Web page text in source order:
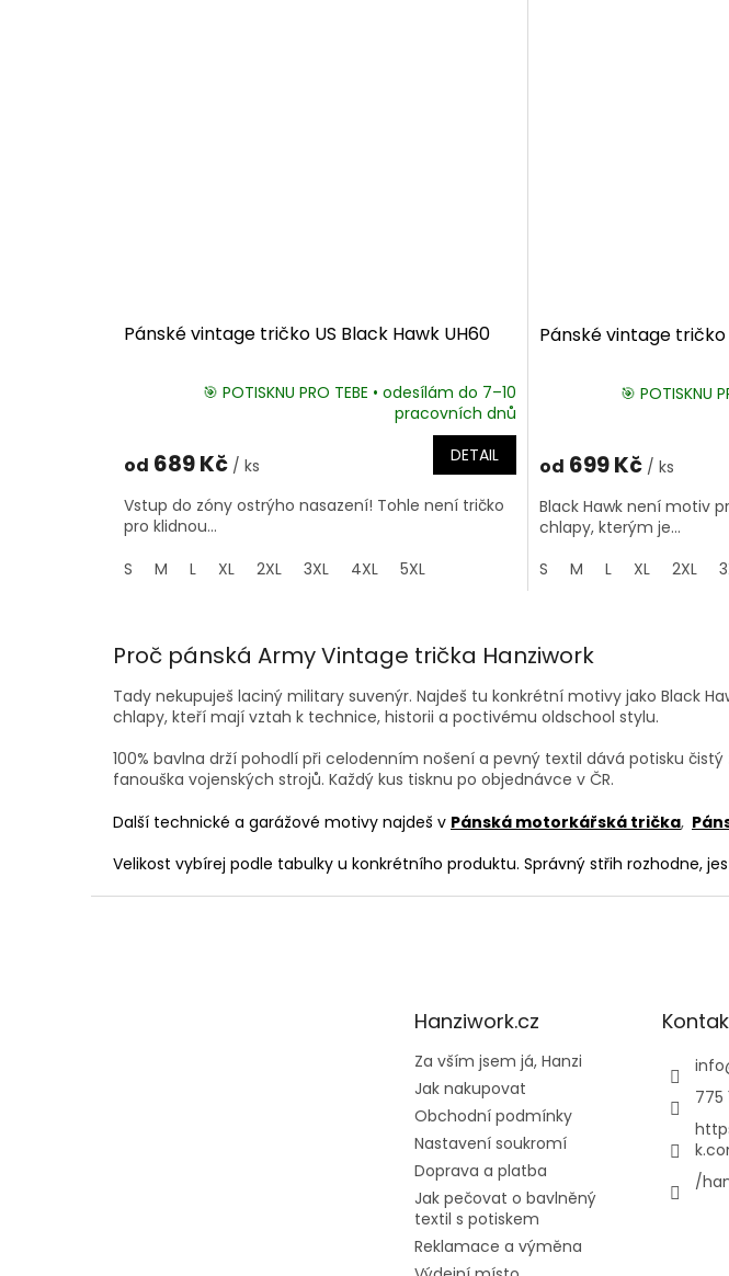
Pánské vintage tričko US Black Hawk UH60
🎯 POTISKNU PRO TEBE • odesílám do 7–10
pracovních dnů
od 689 Kč / ks DETAIL
Vstup do zóny ostrýho nasazení! Tohle není tričko
pro klidnou...
S
M L XL 2XL 3XL 4XL 5XL
Pánské vintage tričko
🎯 POTISKNU
od 699 Kč / ks
Black Hawk není motiv
chlapy, kterým je...
S
M L XL 2XL
Proč pánská Army Vintage trička Hanziwork
Tady nekupuješ laciný military suvenýr. Najdeš tu konkrétní motivy jako Black
chlapy, kteří mají vztah k technice, historii a poctivému oldschool stylu.
100% bavlna drží pohodlí při celodenním nošení a pevný textil dává potisku
fanouška vojenských strojů. Každý kus tisknu po objednávce v ČR.
Další technické a garážové motivy najdeš v Pánská motorkářská trička,
Velikost vybírej podle tabulky u konkrétního produktu. Správný střih rozhodne,
Hanziwork.cz
Za vším jsem já, Hanzi
Jak nakupovat
Obchodní podmínky
Nastavení soukromí
Doprava a platba
Jak pečovat o bavlněný
textil s potiskem
Reklamace a výměna
info
775
/